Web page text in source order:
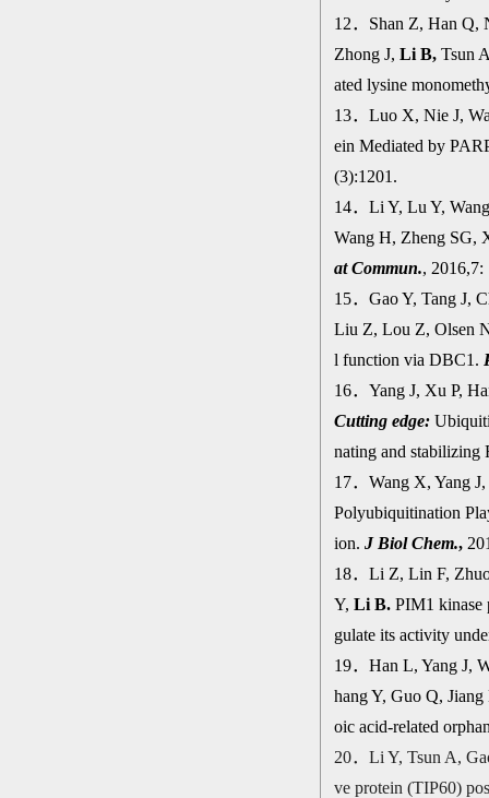
12． Shan Z, Han Q,
Zhong J, Li B, Tsun
ated lysine
13． Luo X, Nie J,
ein Mediated by
(3):1201.
14． Li Y, Lu Y,
Wang H, Zheng SG,
at Commun., 2016,7:
15． Gao Y, Tang J,
Liu Z, Lou Z, Olsen
l function via DBC1.
16． Yang J, Xu P,
Cutting edge:
nating and stabilizing
17． Wang X, Yang
Polyubiquitination
ion. J Biol Chem.,
18． Li Z, Lin F,
Y, Li B. PIM1 kinase
gulate its activity
19． Han L, Yang J,
hang Y, Guo Q,
oic acid-related
20． Li Y, Tsun A,
ve protein (TIP60)